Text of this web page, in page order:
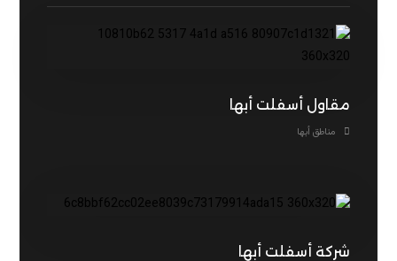
مقاول أسفلت أبها
مناطق أبها
شركة أسفلت أبها